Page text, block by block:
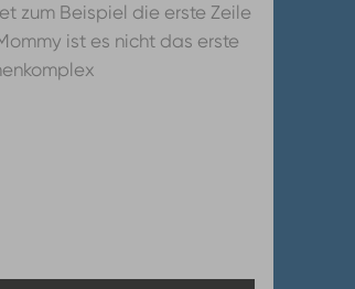
zum Beispiel die erste Zeile
ist es nicht das erste